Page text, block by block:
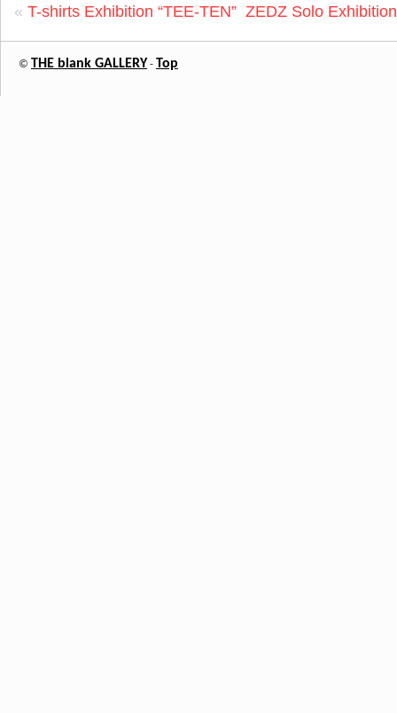
ZEDZ Solo
« T-shirts Exhibition “TEE-TEN”
© THE blank GALLERY - Top